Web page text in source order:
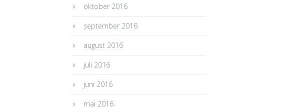
oktober 2016
september 2016
august 2016
juli 2016
juni 2016
mai 2016